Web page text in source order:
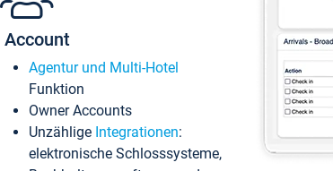
Account
Agentur und Multi-Hotel
Funktion
Owner Accounts
Unzählige Integrationen:
elektronische Schlosssysteme,